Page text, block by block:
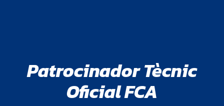
Patrocinador Tècnic
Oficial FCA